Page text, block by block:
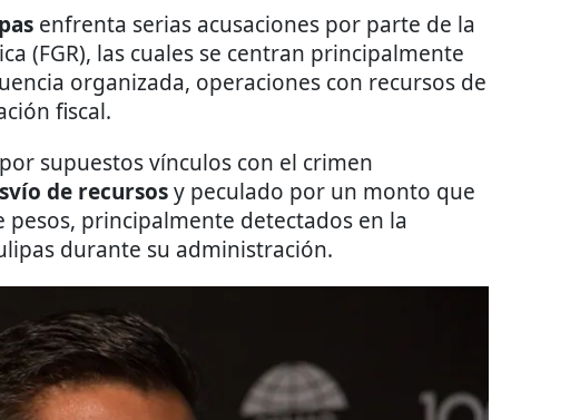
enfrenta serias acusaciones por parte de la
(FGR), las cuales se centran principalmente
organizada, operaciones con recursos de
fiscal.
supuestos vínculos con el crimen
de recursosy peculado por un monto que
pesos, principalmente detectados en la
durante su administración.